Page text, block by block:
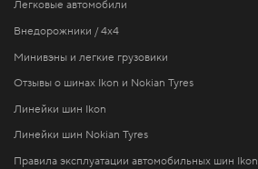
Легковые автомобили
Внедорожники / 4x4
Минивэны и легкие грузовики
Отзывы о шинах Ikon и Nokian Tyres
Линейки шин Ikon
Линейки шин Nokian Tyres
Правила эксплуатации автомобильных шин Ikon